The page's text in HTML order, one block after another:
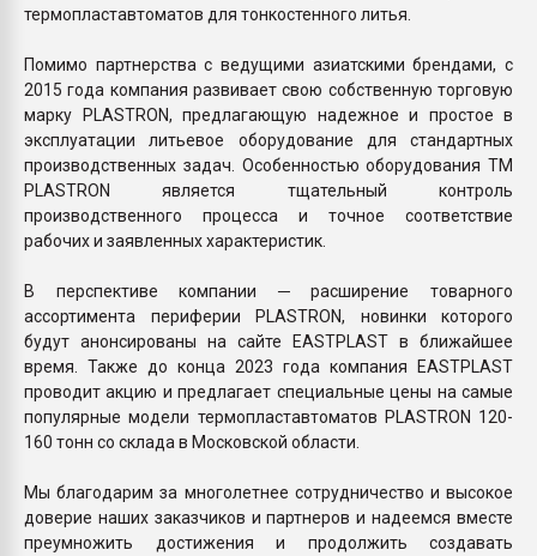
термопластавтоматов для тонкостенного литья.
Помимо партнерства с ведущими азиатскими брендами, с
2015 года компания развивает свою собственную торговую
марку PLASTRON, предлагающую надежное и простое в
эксплуатации литьевое оборудование для стандартных
производственных задач. Особенностью оборудования ТМ
PLASTRON является тщательный контроль
производственного процесса и точное соответствие
рабочих и заявленных характеристик.
В перспективе компании ─ расширение товарного
ассортимента периферии PLASTRON, новинки которого
будут анонсированы на сайте EASTPLAST в ближайшее
время. Также до конца 2023 года компания EASTPLAST
проводит акцию и предлагает специальные цены на самые
популярные модели термопластавтоматов PLASTRON 120-
160 тонн со склада в Московской области.
Мы благодарим за многолетнее сотрудничество и высокое
доверие наших заказчиков и партнеров и надеемся вместе
преумножить достижения и продолжить создавать